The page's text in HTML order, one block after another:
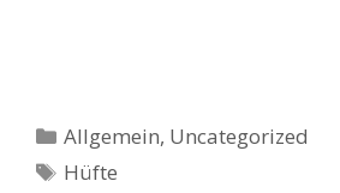
Kategorien
Allgemein, Uncategorized
Schlagwörter
Hüfte